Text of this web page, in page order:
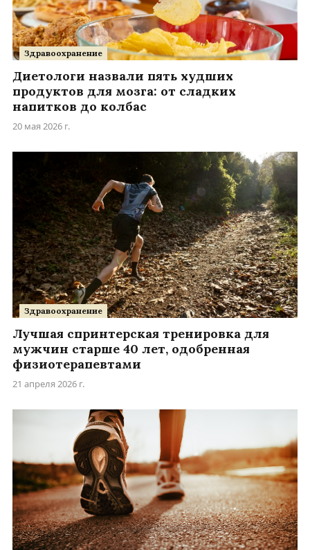
Здравоохранение
Диетологи назвали пять худших
продуктов для мозга: от сладких
напитков до колбас
20 мая 2026 г.
Здравоохранение
Лучшая спринтерская тренировка для
мужчин старше 40 лет, одобренная
физиотерапевтами
21 апреля 2026 г.